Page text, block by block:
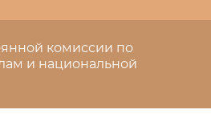
комиссии по
и национальной